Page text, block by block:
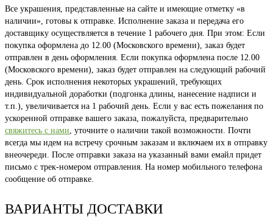
Все украшения, представленные на сайте и имеющие отметку «в
наличии», готовы к отправке. Исполнение заказа и передача его
доставщику осуществляется в течение 1 рабочего дня. При этом: Если
покупка оформлена до 12.00 (Московского времени), заказ будет
отправлен в день оформления. Если покупка оформлена после 12.00
(Московского времени), заказ будет отправлен на следующий рабочий
день. Срок исполнения некоторых украшений, требующих
индивидуальной доработки (подгонка длины, нанесение надписи и
т.п.), увеличивается на 1 рабочий день. Если у вас есть пожелания по
ускоренной отправке вашего заказа, пожалуйста, предварительно
свяжитесь с нами, уточните о наличии такой возможности. Почти
всегда мы идем на встречу срочным заказам и включаем их в отправку
внеочереди. После отправки заказа на указанный вами емайл придет
письмо с трек-номером отправления. На номер мобильного телефона
сообщение об отправке.
ВАРИАНТЫ ДОСТАВКИ